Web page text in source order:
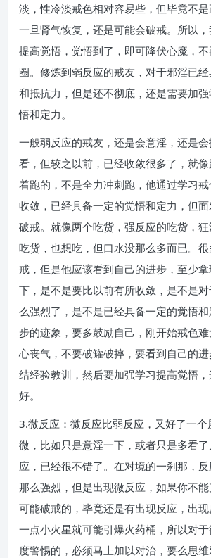
淡，性冷淡戒色相对容易些，但毕竟不是
一旦肾气恢复，还是可能会破戒。所以
提高觉悟，觉悟到了，即可降伏心魔，
圈。修炼到弱反应的戒友，对于邪淫已
和抵抗力，但是还不彻底，还是需要加
悟和定力。
一般弱反应的戒友，还是会意淫，还是
看，但较之以前，已经收敛很多了，就
着跑的，不是全力冲刺跑，他通过学习
收敛，已经具备一定的觉悟和定力，但
破戒。就像两个吃货，强反应的吃货，
吃货，也想吃，但口水没那么多而已。
戒，但是他应该看到自己的进步，至少
下，是不是要比以前有所收敛，是不是
么强烈了，是不是已经具备一定的觉悟
步的迹象，要多鼓励自己，刚开始戒色
心丧气，不要破罐破摔，要看到自己的
结经验教训，然后要加强学习提高觉悟
好。
3.微反应：微反应比弱反应，又好了一
微，比如只是意淫一下，或者只是多看
应，已经很不错了。在对境的一刹那，
那么强烈，但是出现微反应，如果你不
可能破戒的，毕竟还是有出现反应，出现
一点小火星就可能引爆火药桶，所以对
度警惕的，必须马上加以对治，要么思